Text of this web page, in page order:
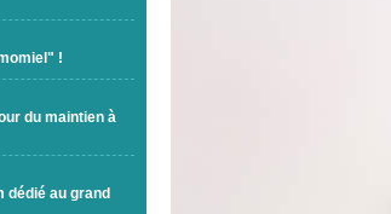
!
du maintien à
dédié au grand